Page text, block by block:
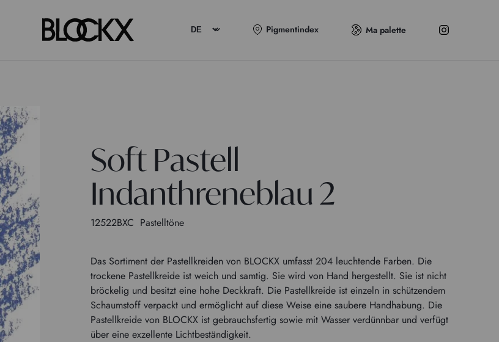
Pigmentindex Ma palette
Soft Pastell
Indanthreneblau 2
12522BXC Pastelltöne
Das Sortiment der Pastellkreiden von BLOCKX umfasst 204 leuchtende Farben. Die
trockene Pastellkreide ist weich und samtig. Sie wird von Hand hergestellt. Sie ist nicht
bröckelig und besitzt eine hohe Deckkraft. Die Pastellkreide ist einzeln in schützendem
Schaumstoff verpackt und ermöglicht auf diese Weise eine saubere Handhabung. Die
Pastellkreide von BLOCKX ist gebrauchsfertig sowie mit Wasser verdünnbar und verfügt
über eine exzellente Lichtbeständigkeit.